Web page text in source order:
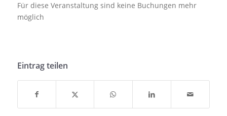
Für diese Veranstaltung sind keine Buchungen mehr
möglich
Eintrag teilen